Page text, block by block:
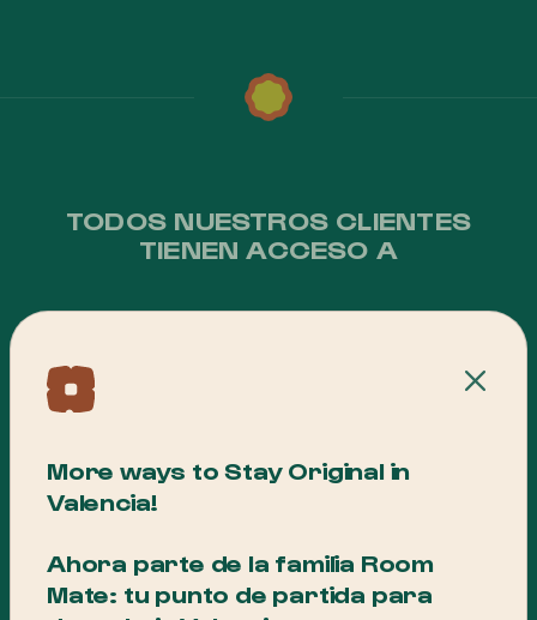
TODOS NUESTROS CLIENTES
TIENEN ACCESO A
Wifi de alta velocidad gratis en todo el hotel
More ways to Stay Original in
Valencia!
Ahora parte de la familia Room
Mate: tu punto de partida para